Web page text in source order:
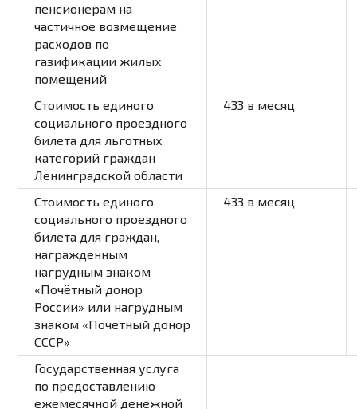
пенсионерам на
частичное возмещение
расходов по
газификации жилых
помещений
Стоимость единого
социального проездного
билета для льготных
категорий граждан
Ленинградской области
433 в месяц
Стоимость единого
социального проездного
билета для граждан,
награжденным
нагрудным знаком
«Почётный донор
России» или нагрудным
знаком «Почетный донор
СССР»
433 в месяц
Государственная услуга
по предоставлению
ежемесячной денежной